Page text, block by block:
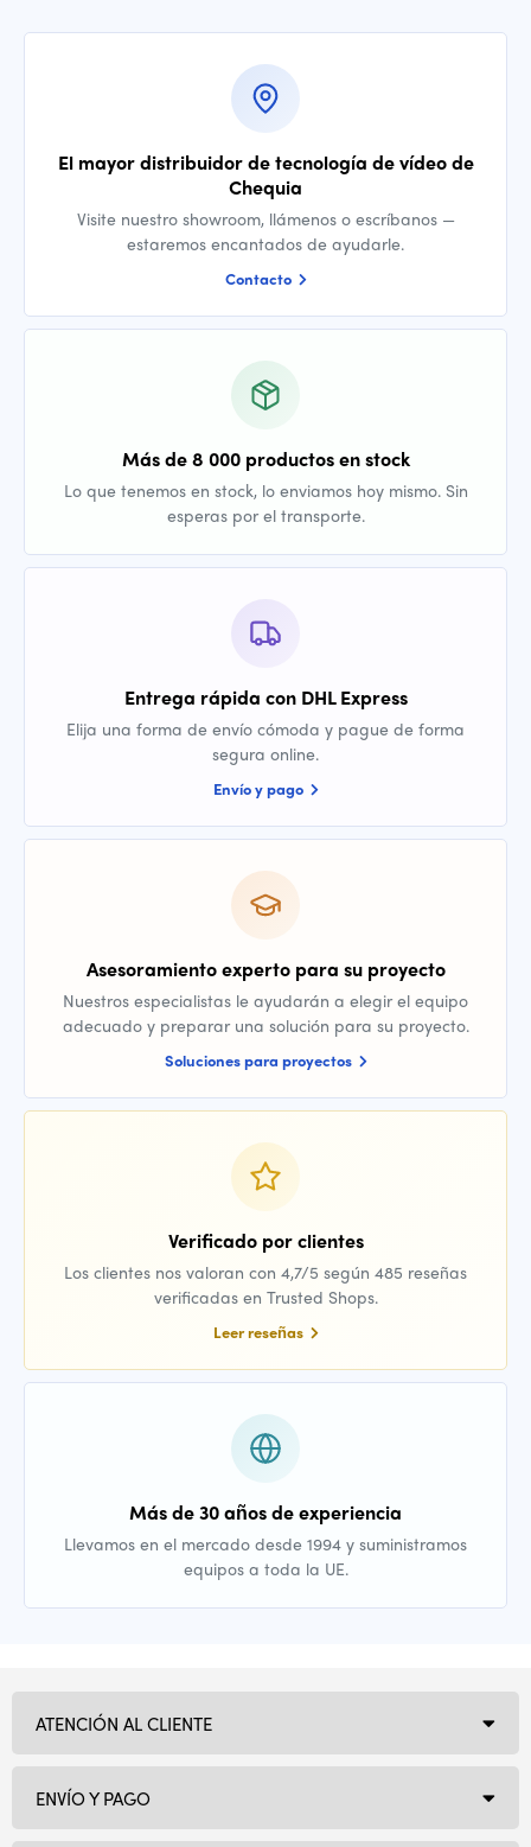
El mayor distribuidor de tecnología de vídeo de
Chequia
Visite nuestro showroom, llámenos o escríbanos —
estaremos encantados de ayudarle.
Contacto
Más de 8 000 productos en stock
Lo que tenemos en stock, lo enviamos hoy mismo. Sin
esperas por el transporte.
Entrega rápida con DHL Express
Elija una forma de envío cómoda y pague de forma
segura online.
Envío y pago
Asesoramiento experto para su proyecto
Nuestros especialistas le ayudarán a elegir el equipo
adecuado y preparar una solución para su proyecto.
Soluciones para proyectos
Verificado por clientes
Los clientes nos valoran con 4,7/5 según 485 reseñas
verificadas en Trusted Shops.
Leer reseñas
Más de 30 años de experiencia
Llevamos en el mercado desde 1994 y suministramos
equipos a toda la UE.
ATENCIÓN AL CLIENTE
ENVÍO Y PAGO